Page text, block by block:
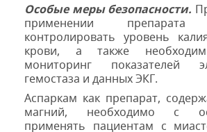
Особые меры безопасности.
применении препарата
контролировать уровень
крови, а также необходим
мониторинг показателей
гемостаза и данных ЭКГ.
Аспаркам как препарат,
магний, необходимо с
применять пациентам с